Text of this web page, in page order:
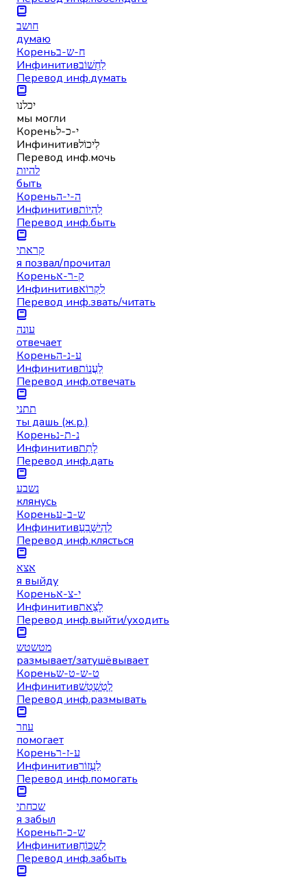
חושב
думаю
Кореньח-ש-ב
Инфинитивלַחְשׁוֹב
Перевод инф.думать
יכלנו
мы могли
Кореньי-כ-ל
Инфинитивלִיכוֹל
Перевод инф.мочь
להיות
быть
Кореньה-י-ה
Инфинитивלִהְיוֹת
Перевод инф.быть
קראתי
я позвал/прочитал
Кореньק-ר-א
Инфинитивלִקְרוֹא
Перевод инф.звать/читать
עונה
отвечает
Кореньע-נ-ה
Инфинитивלַעֲנוֹת
Перевод инф.отвечать
תתני
ты дашь (ж.р.)
Кореньנ-ת-נ
Инфинитивלָתֵת
Перевод инф.дать
נשבע
клянусь
Кореньש-ב-ע
Инфинитивלְהִישָּׁבֵעַ
Перевод инф.клясться
אצא
я выйду
Кореньי-צ-א
Инфинитивלָצֵאת
Перевод инф.выйти/уходить
מטשטש
размывает/затушёвывает
Кореньט-ש-ט-ש
Инфинитивלְטַשְׁטֵשׁ
Перевод инф.размывать
עוזר
помогает
Кореньע-ז-ר
Инфинитивלַעְזוֹר
Перевод инф.помогать
שכחתי
я забыл
Кореньש-כ-ח
Инфинитивלִשְׁכּוֹחַ
Перевод инф.забыть